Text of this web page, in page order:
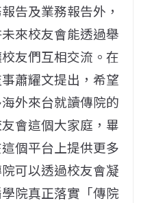
告及業務報告外，
來校友會能透過舉
友們互相交流。在
蕭耀文提出，希望
外來台就讀傳院的
會這個大家庭，畢
個平台上提供更多
可以透過校友會凝
院真正落實「傳院